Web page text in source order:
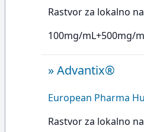
Rastvor za lokalno
100mg/mL+500mg/
»Advantix®
European Pharma
Rastvor za lokalno